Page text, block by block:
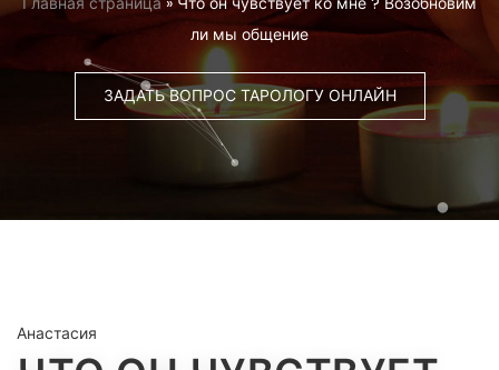
ли мы общение
ЗАДАТЬ ВОПРОС ТАРОЛОГУ ОНЛАЙН
Анастасия